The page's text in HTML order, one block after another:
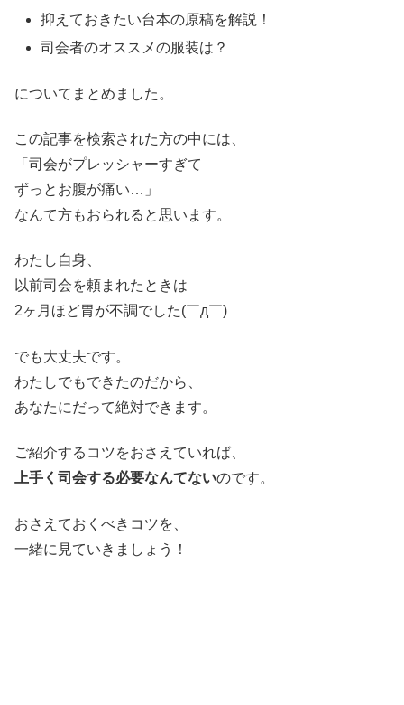
抑えておきたい台本の原稿を解説！
司会者のオススメの服装は？
についてまとめました。
この記事を検索された方の中には、
「司会がプレッシャーすぎて
ずっとお腹が痛い…」
なんて方もおられると思います。
わたし自身、
以前司会を頼まれたときは
2ヶ月ほど胃が不調でした(￣д￣)
でも大丈夫です。
わたしでもできたのだから、
あなたにだって絶対できます。
ご紹介するコツをおさえていれば、
上手く司会する必要なんてないのです。
おさえておくべきコツを、
一緒に見ていきましょう！